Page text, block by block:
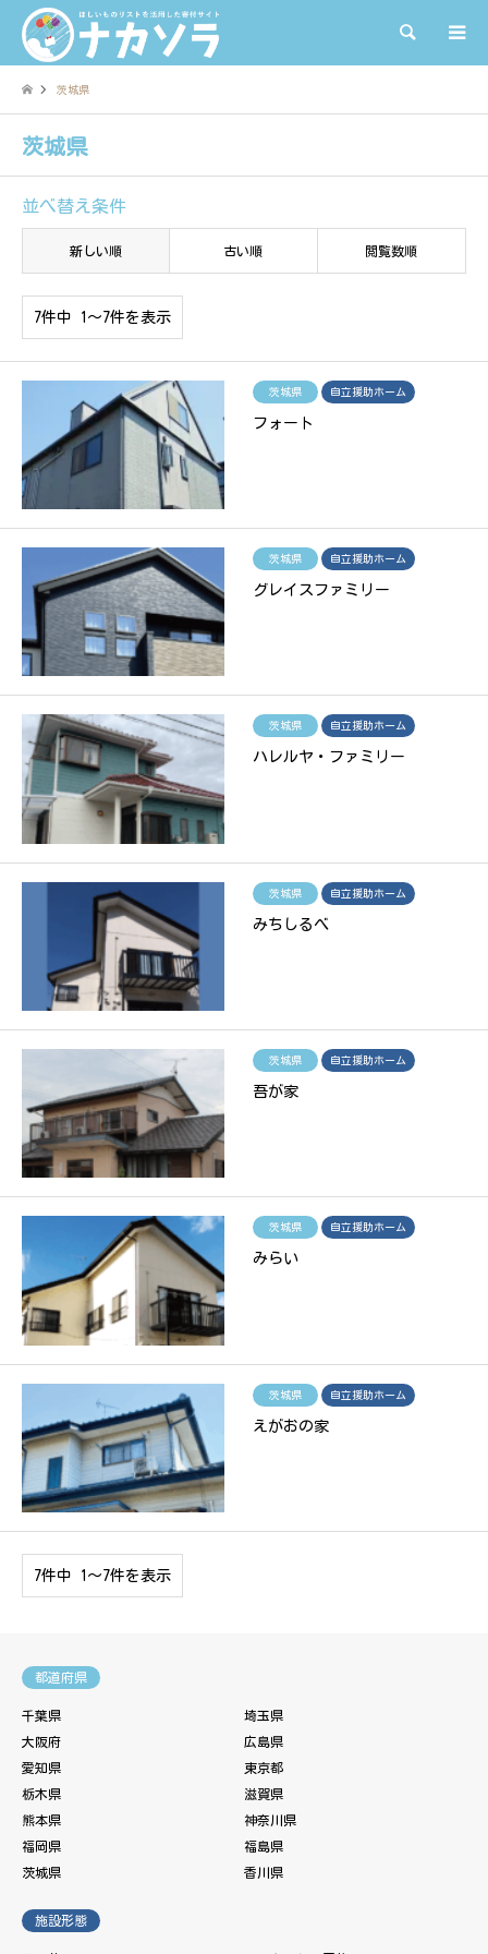
検索
茨城県
茨城県
並べ替え条件
新しい順 古い順 閲覧数順
7件中 1〜7件を表示
茨城県 自立援助ホーム
フォート
茨城県 自立援助ホーム
グレイスファミリー
茨城県 自立援助ホーム
ハレルヤ・ファミリー
茨城県 自立援助ホーム
みちしるべ
茨城県 自立援助ホーム
吾が家
茨城県 自立援助ホーム
みらい
茨城県 自立援助ホーム
えがおの家
7件中 1〜7件を表示
都道府県
千葉県
埼玉県
大阪府
広島県
愛知県
東京都
栃木県
滋賀県
熊本県
神奈川県
福岡県
福島県
茨城県
香川県
施設形態